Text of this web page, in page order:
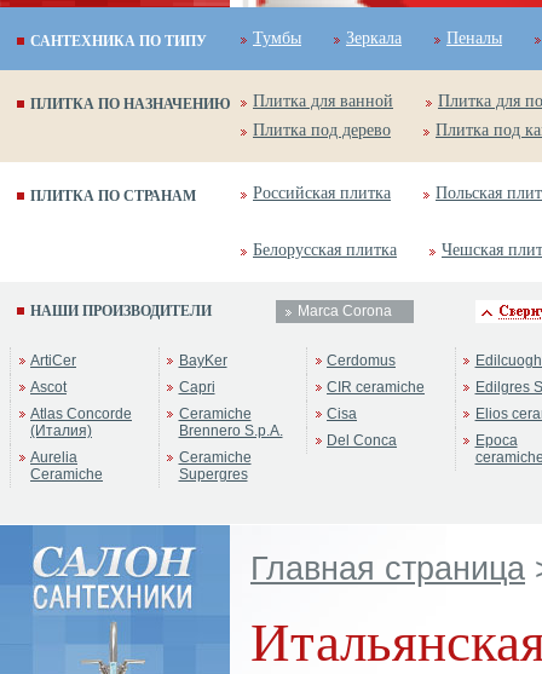
САНТЕХНИКА ПО ТИПУ Тумбы Зеркала Пеналы
ПЛИТКА ПО НАЗНАЧЕНИЮ Плитка для ванной
Плитка для
Плитка под дерево
Плитка под
ПЛИТКА ПО СТРАНАМ Российская плитка Польская
Белорусская плитка Чешская
НАШИ ПРОИЗВОДИТЕЛИ Marca Corona
ArtiCer
Ascot
Atlas Concorde
(Италия)
Aurelia
Ceramiche
BayKer
Capri
Ceramiche
Brennero S.p.A.
Ceramiche
Supergres
Cerdomus
CIR ceramiche
Cisa
Del Conca
Edilgres
Elios
Epoca
Главная страница